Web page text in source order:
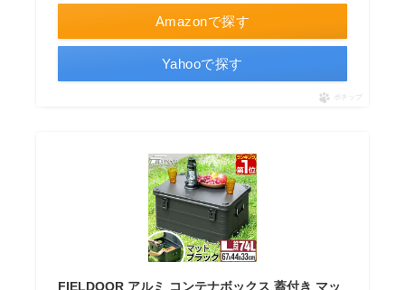
Amazonで探す
Yahooで探す
ポチップ
FIELDOOR アルミ コンテナボックス 蓋付き マッ